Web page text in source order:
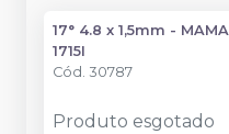
17° 4.8 x 1,5mm - MAMA
1715I
Cód. 30787
Produto esgotado